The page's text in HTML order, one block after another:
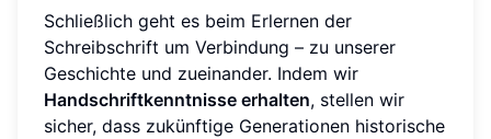
Schließlich geht es beim Erlernen der
Schreibschrift um Verbindung – zu unserer
Geschichte und zueinander. Indem wir
Handschriftkenntnisse erhalten, stellen wir
sicher, dass zukünftige Generationen historische